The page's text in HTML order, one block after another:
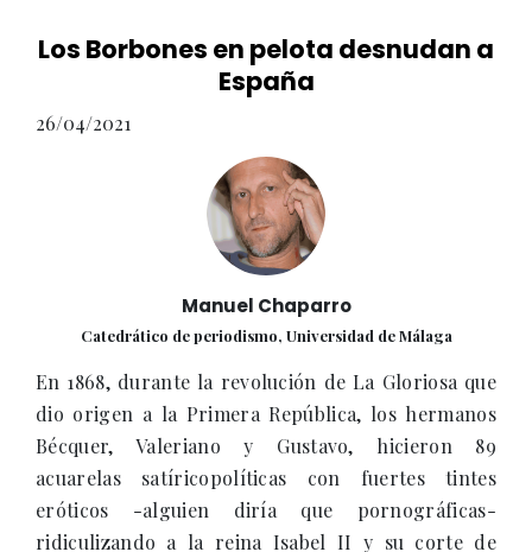
Los Borbones en pelota desnudan a
España
26/04/2021
Manuel Chaparro
Catedrático de periodismo, Universidad de Málaga
En 1868, durante la revolución de La Gloriosa que
dio origen a la Primera República, los hermanos
Bécquer, Valeriano y Gustavo, hicieron 89
acuarelas satíricopolíticas con fuertes tintes
eróticos -alguien diría que pornográficas-
ridiculizando a la reina Isabel II y su corte de